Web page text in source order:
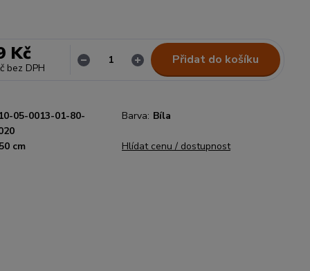
Kč
bez DPH
Přidat do košíku
05-0013-01-80-
Barva: Bíla
cm Hlídat cenu / dostupnost